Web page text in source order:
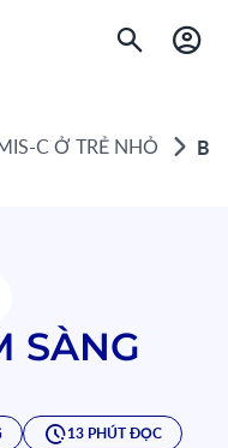
C Ở TRẺ NHỎ
SÀNG
13 PHÚT ĐỌC